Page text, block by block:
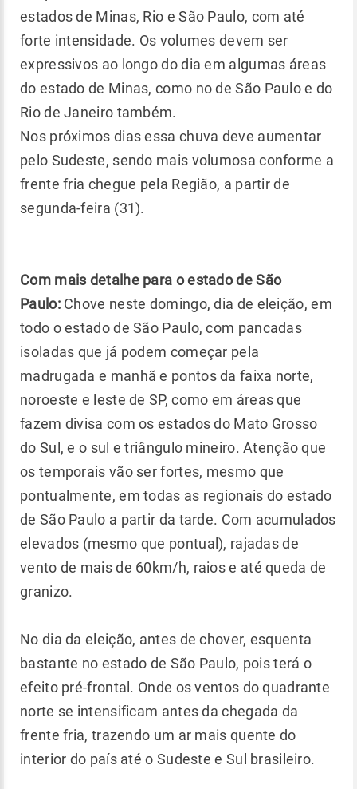
estados de Minas, Rio e São Paulo, com até
forte intensidade. Os volumes devem ser
expressivos ao longo do dia em algumas áreas
do estado de Minas, como no de São Paulo e do
Rio de Janeiro também.
Nos próximos dias essa chuva deve aumentar
pelo Sudeste, sendo mais volumosa conforme a
frente fria chegue pela Região, a partir de
segunda-feira (31).
Com mais detalhe para o estado de São
Paulo: Chove neste domingo, dia de eleição, em
todo o estado de São Paulo, com pancadas
isoladas que já podem começar pela
madrugada e manhã e pontos da faixa norte,
noroeste e leste de SP, como em áreas que
fazem divisa com os estados do Mato Grosso
do Sul, e o sul e triângulo mineiro. Atenção que
os temporais vão ser fortes, mesmo que
pontualmente, em todas as regionais do estado
de São Paulo a partir da tarde. Com acumulados
elevados (mesmo que pontual), rajadas de
vento de mais de 60km/h, raios e até queda de
granizo.
No dia da eleição, antes de chover, esquenta
bastante no estado de São Paulo, pois terá o
efeito pré-frontal. Onde os ventos do quadrante
norte se intensificam antes da chegada da
frente fria, trazendo um ar mais quente do
interior do país até o Sudeste e Sul brasileiro.